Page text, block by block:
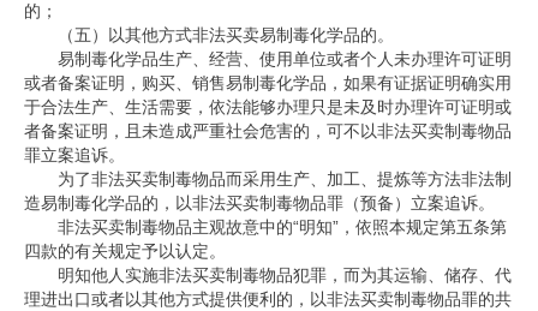
的；
（五）以其他方式非法买卖易制毒化学品的。
易制毒化学品生产、经营、使用单位或者个人未办理许可证明
或者备案证明，购买、销售易制毒化学品，如果有证据证明确实用
于合法生产、生活需要，依法能够办理只是未及时办理许可证明或
者备案证明，且未造成严重社会危害的，可不以非法买卖制毒物品
罪立案追诉。
为了非法买卖制毒物品而采用生产、加工、提炼等方法非法制
造易制毒化学品的，以非法买卖制毒物品罪（预备）立案追诉。
非法买卖制毒物品主观故意中的“明知” ，依照本规定第五条第
四款的有关规定予以认定。
明知他人实施非法买卖制毒物品犯罪，而为其运输、储存、代
理进出口或者以其他方式提供便利的，以非法买卖制毒物品罪的共